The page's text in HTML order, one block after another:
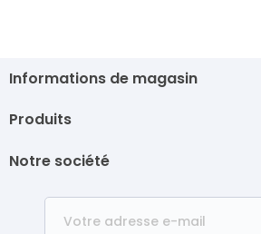
Informations de magasin
Produits
Notre société